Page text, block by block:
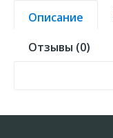
Описание
Отзывы (0)